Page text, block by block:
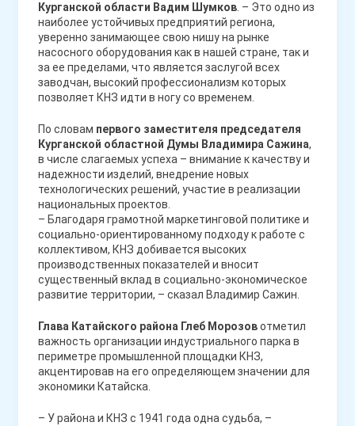
Курганской области Вадим Шумков . – Это одно из
наиболее устойчивых предприятий региона,
уверенно занимающее свою нишу на рынке
насосного оборудования как в нашей стране, так и
за ее пределами, что является заслугой всех
заводчан, высокий профессионализм которых
позволяет КНЗ идти в ногу со временем.
По словам первого заместителя председателя
Курганской областной Думы Владимира Сажина,
в числе слагаемых успеха – внимание к качеству и
надежности изделий, внедрение новых
технологических решений, участие в реализации
национальных проектов.
– Благодаря грамотной маркетинговой политике и
социально-ориентированному подходу к работе с
коллективом, КНЗ добивается высоких
производственных показателей и вносит
существенный вклад в социально-экономическое
развитие территории, – сказал Владимир Сажин.
Глава Катайского района Глеб Морозовотметил
важность организации индустриального парка в
периметре промышленной площадки КНЗ,
акцентировав на его определяющем значении для
экономики Катайска.
– У района и КНЗ с 1941 года одна судьба, –